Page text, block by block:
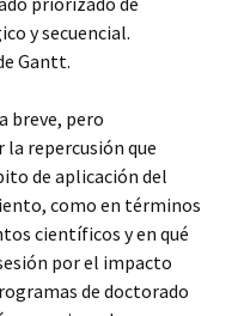
y secuencial.
Gantt.
breve, pero
repercusión que
de aplicación del
como en términos
científicos y en qué
por el impacto
de doctorado